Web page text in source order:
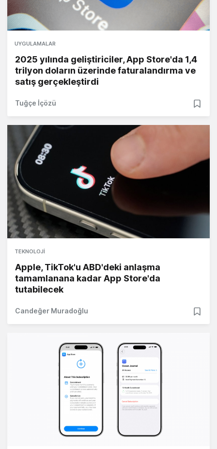
UYGULAMALAR
2025 yılında geliştiriciler, App Store'da 1,4
trilyon doların üzerinde faturalandırma ve
satış gerçekleştirdi
Tuğçe İçözü
TEKNOLOJI
Apple, TikTok'u ABD'deki anlaşma
tamamlanana kadar App Store'da
tutabilecek
Candeğer Muradoğlu